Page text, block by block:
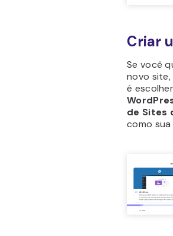
Criar
Se você
novo
é
de Sites
como